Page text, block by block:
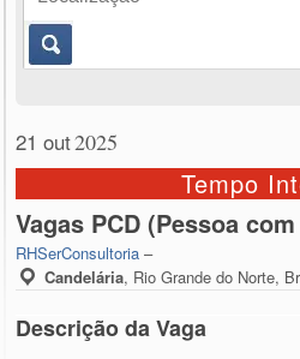
21 out2025
Tempo
Vagas PCD (Pessoa
RHSerConsultoria –
Candelária, Rio Grande do Norte,
Descrição da Vaga